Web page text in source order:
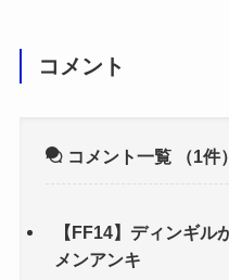
コメント
コメント一覧 （1件）
【FF14】ディンギ
メンアンキ